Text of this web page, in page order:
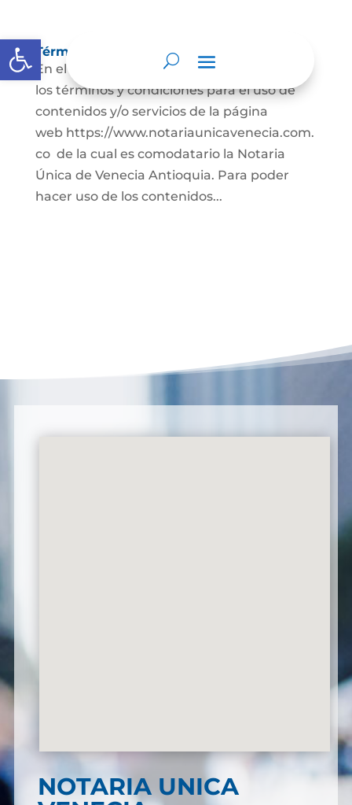
Abrir barra de herramientas
Términos y condiciones
En el presente documento se establecen
los términos y condiciones para el uso de
contenidos y/o servicios de la página
web https://www.notariaunicavenecia.com.
co de la cual es comodatario la Notaria
Única de Venecia Antioquia. Para poder
hacer uso de los contenidos...
NOTARIA UNICA